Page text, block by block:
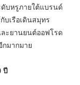
บหรูภายใต้แบรนด์
บเรือเดินสมุทร
ะยานยนต์ออฟโรด
กมากมาย
ปี